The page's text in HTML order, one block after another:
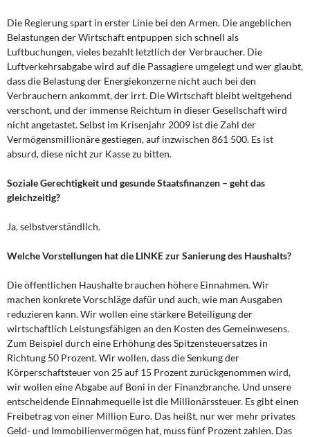
Die Regierung spart in erster Linie bei den Armen. Die angeblichen
Belastungen der Wirtschaft entpuppen sich schnell als
Luftbuchungen, vieles bezahlt letztlich der Verbraucher. Die
Luftverkehrsabgabe wird auf die Passagiere umgelegt und wer glaubt,
dass die Belastung der Energiekonzerne nicht auch bei den
Verbrauchern ankommt, der irrt. Die Wirtschaft bleibt weitgehend
verschont, und der immense Reichtum in dieser Gesellschaft wird
nicht angetastet. Selbst im Krisenjahr 2009 ist die Zahl der
Vermögensmillionäre gestiegen, auf inzwischen 861 500. Es ist
absurd, diese nicht zur Kasse zu bitten.
Soziale Gerechtigkeit und gesunde Staatsfinanzen – geht das
gleichzeitig?
Ja, selbstverständlich.
Welche Vorstellungen hat die LINKE zur Sanierung des Haushalts?
Die öffentlichen Haushalte brauchen höhere Einnahmen. Wir
machen konkrete Vorschläge dafür und auch, wie man Ausgaben
reduzieren kann. Wir wollen eine stärkere Beteiligung der
wirtschaftlich Leistungsfähigen an den Kosten des Gemeinwesens.
Zum Beispiel durch eine Erhöhung des Spitzensteuersatzes in
Richtung 50 Prozent. Wir wollen, dass die Senkung der
Körperschaftsteuer von 25 auf 15 Prozent zurückgenommen wird,
wir wollen eine Abgabe auf Boni in der Finanzbranche. Und unsere
entscheidende Einnahmequelle ist die Millionärssteuer. Es gibt einen
Freibetrag von einer Million Euro. Das heißt, nur wer mehr privates
Geld- und Immobilienvermögen hat, muss fünf Prozent zahlen. Das